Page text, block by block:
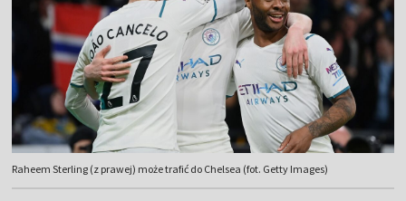
Raheem Sterling (z prawej) może trafić do Chelsea (fot. Getty Images)